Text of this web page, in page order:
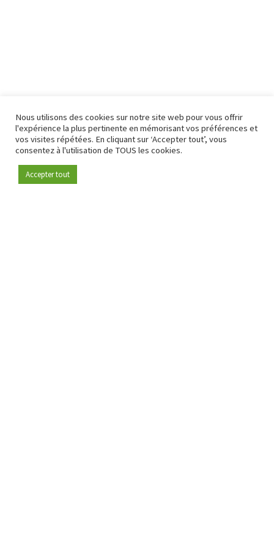
Devenez membre
Nous utilisons des cookies sur notre site web pour vous offrir
l'expérience la plus pertinente en mémorisant vos préférences et
vos visites répétées. En cliquant sur ‘Accepter tout’, vous
consentez à l'utilisation de TOUS les cookies.
Accepter tout